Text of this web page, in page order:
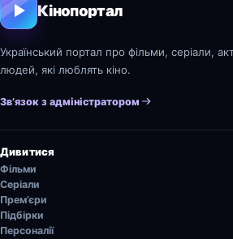
Кінопортал
Український портал про фільми, серіали,
людей, які люблять кіно.
Зв’язок з адміністратором
Дивитися
Фільми
Серіали
Прем’єри
Підбірки
Персоналії